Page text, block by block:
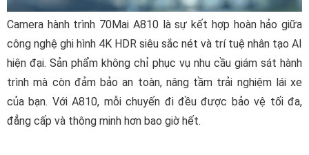
Camera hành trình 70Mai A810 là sự kết hợp hoàn hảo giữa
công nghệ ghi hình 4K HDR siêu sắc nét và trí tuệ nhân tạo AI
hiện đại. Sản phẩm không chỉ phục vụ nhu cầu giám sát hành
trình mà còn đảm bảo an toàn, nâng tầm trải nghiệm lái xe
của bạn. Với A810, mỗi chuyến đi đều được bảo vệ tối đa,
đẳng cấp và thông minh hơn bao giờ hết.